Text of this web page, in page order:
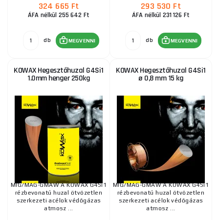
324 665 Ft
ÁFA nélkül 255 642 Ft
db MEGVENNI
293 530 Ft
ÁFA nélkül 231 126 Ft
db MEGVENNI
KOWAX Hegesztőhuzal G4Si1
1.0mm henger 250kg
MIG/MAG-GMAW A KOWAX G4Si1
rézbevonatú huzal ötvözetlen
szerkezeti acélok védőgázas
atmosz ...
KOWAX Hegesztőhuzal G4Si1
ø 0,8 mm 15 kg
MIG/MAG-GMAW A KOWAX G4Si1
rézbevonatú huzal ötvözetlen
szerkezeti acélok védőgázas
atmosz ...